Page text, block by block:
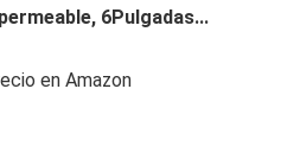
6Pulgadas...
en Amazon